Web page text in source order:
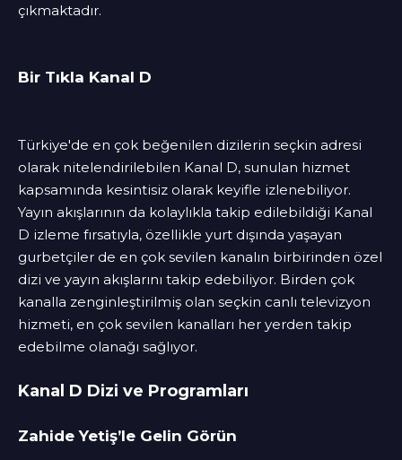
çıkmaktadır.
Bir Tıkla Kanal D
Türkiye'de en çok beğenilen dizilerin seçkin adresi
olarak nitelendirilebilen Kanal D, sunulan hizmet
kapsamında kesintisiz olarak keyifle izlenebiliyor.
Yayın akışlarının da kolaylıkla takip edilebildiği Kanal
D izleme fırsatıyla, özellikle yurt dışında yaşayan
gurbetçiler de en çok sevilen kanalın birbirinden özel
dizi ve yayın akışlarını takip edebiliyor. Birden çok
kanalla zenginleştirilmiş olan seçkin canlı televizyon
hizmeti, en çok sevilen kanalları her yerden takip
edebilme olanağı sağlıyor.
Kanal D Dizi ve Programları
Zahide Yetiş’le Gelin Görün